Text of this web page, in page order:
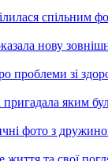
спільним
нову
проблеми зі
яким
фото з